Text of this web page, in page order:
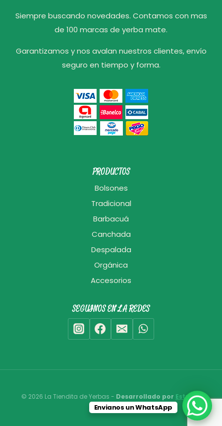
Siempre buscando novedades. Contamos con mas
de 100 marcas de yerba mate.
Garantizamos y nos avalan nuestros clientes, envío
seguro en tiempo y forma.
PRODUCTOS
Bolsones
Tradicional
Barbacuá
Canchada
Despalada
Orgánica
Accesorios
SEGUINOS EN LA REDES
© 2026 La Tiendita de Yerbas - Desarrollado por Estudio
Bixcat
Envianos un WhatsApp